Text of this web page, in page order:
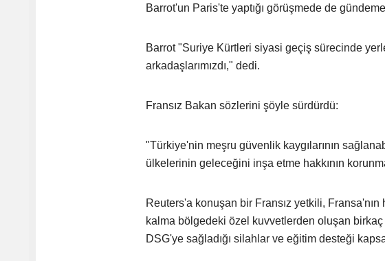
Barrot'un Paris'te yaptığı görüşmede de
Barrot "Suriye Kürtleri siyasi geçiş sürecinde
arkadaşlarımızdı," dedi.
Fransız Bakan sözlerini şöyle sürdürdü:
"Türkiye'nin meşru güvenlik kaygılarının
ülkelerinin geleceğini inşa etme hakkının
Reuters'a konuşan bir Fransız yetkili,
kalma bölgedeki özel kuvvetlerden oluşan
DSG'ye sağladığı silahlar ve eğitim desteği